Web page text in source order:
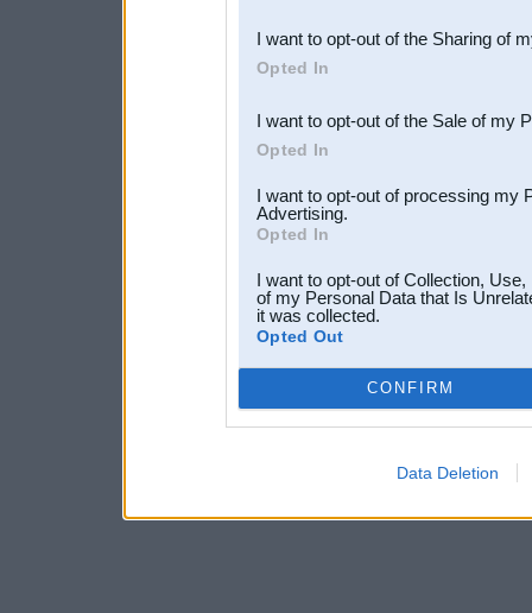
Downstream Participants
third parties.
I want to opt-out of the Sharing of
Opted In
I want to opt-out of the Sale of my
Opted In
I want to opt-out of processing my
Advertising.
Opted In
I want to opt-out of Collection,
of my Personal Data that Is
it was collected.
Opted Out
CONFIRM
Data Deletion